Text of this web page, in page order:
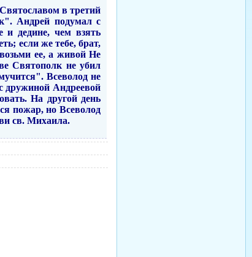
в третий
Андрей подумал с
и дедине, чем взять
если же тебе, брат,
ее, а живой Не
Святополк не убил
Всеволод не
дружиной Андреевой
На другой день
пожар, но Всеволод
св. Михаила.